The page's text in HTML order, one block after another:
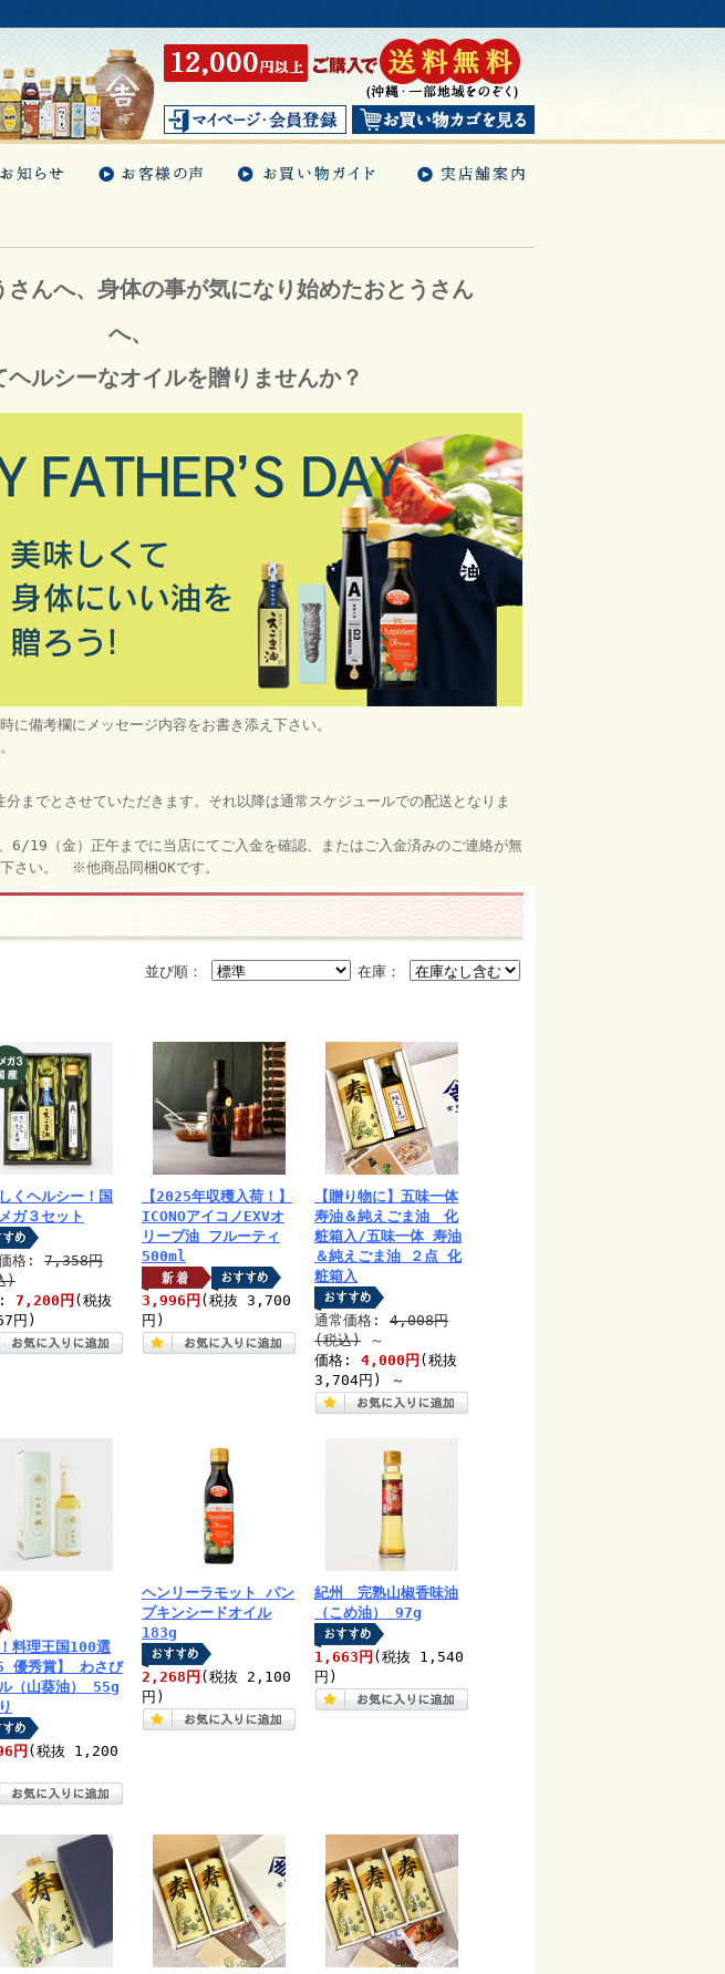
んへ、身体の事が気になり始めたおとうさん
へ、
ヘルシーなオイルを贈りませんか？
に備考欄にメッセージ内容をお書き添え下さい。
までとさせていただきます。それ以降は通常スケジュールでの配送となりま
6/19（金）正午までに当店にてご入金を確認、またはご入金済みのご連絡が無
さい。 ※他商品同梱OKです。
在庫：
並び順：
くヘルシー！国
ガ３セット
格: 7,358円
)
: 7,200円 (税抜
円)
【2025年収穫入荷！】
ICONOアイコノEXVオ
リーブ油 フルーティ
500ml
3,996円 (税抜 3,700
円)
【贈り物に】五味一体
寿油＆純えごま油 化
粧箱入/五味一体 寿油
＆純えごま油 ２点 化
粧箱入
通常価格: 4,008円
(税込)
～
価格: 4,000円 (税抜
3,704円)
～
！料理王国100選
優秀賞】 わさび
（山葵油） 55g
円 (税抜 1,200
ヘンリーラモット パン
プキンシードオイル
183g
2,268円 (税抜 2,100
円)
紀州 完熟山椒香味油
（こめ油） 97g
1,663円 (税抜 1,540
円)